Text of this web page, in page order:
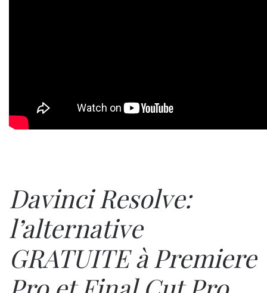
Davinci Resolve:
l’alternative
GRATUITE à Premiere